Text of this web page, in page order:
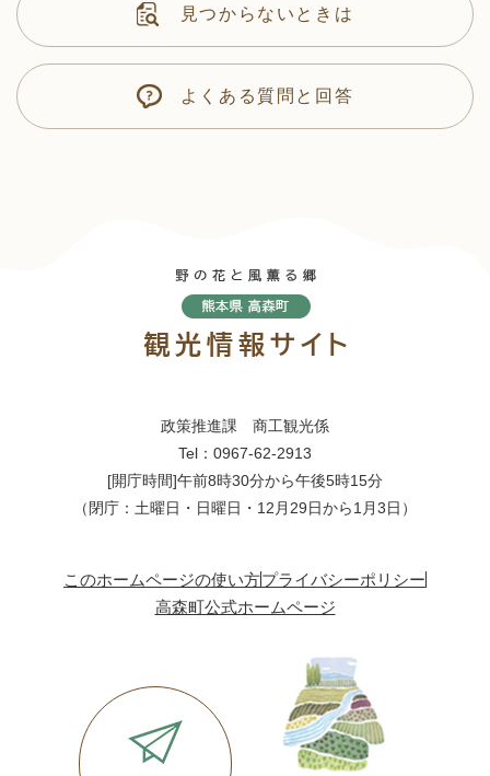
見つからないときは
よくある質問と回答
政策推進課 商工観光係
Tel：0967-62-2913
[開庁時間]午前8時30分から午後5時15分
（閉庁：土曜日・日曜日・12月29日から1月3日）
このホームページの使い方プライバシーポリシー
高森町公式ホームページ